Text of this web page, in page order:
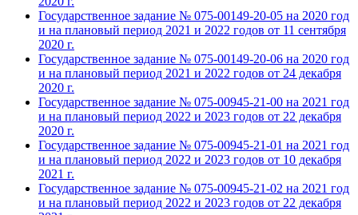
Государственное задание № 075-00149-20-05 на 2020 год
и на плановый период 2021 и 2022 годов от 11 сентября
2020 г.
Государственное задание № 075-00149-20-06 на 2020 год
и на плановый период 2021 и 2022 годов от 24 декабря
2020 г.
Государственное задание № 075-00945-21-00 на 2021 год
и на плановый период 2022 и 2023 годов от 22 декабря
2020 г.
Государственное задание № 075-00945-21-01 на 2021 год
и на плановый период 2022 и 2023 годов от 10 декабря
2021 г.
Государственное задание № 075-00945-21-02 на 2021 год
и на плановый период 2022 и 2023 годов от 22 декабря